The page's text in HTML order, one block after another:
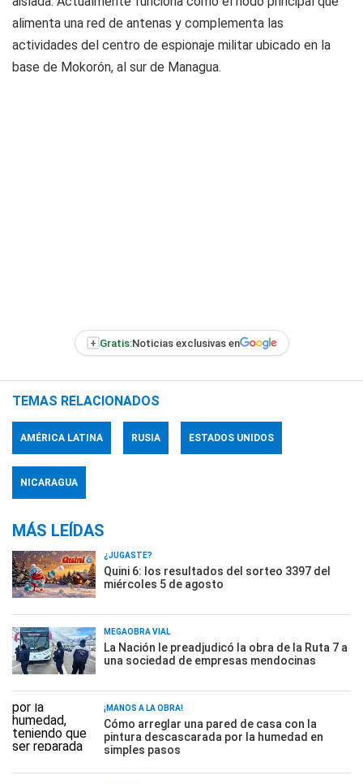
alimenta una red de antenas y complementa las
actividades del centro de espionaje militar ubicado en la
base de Mokorón, al sur de Managua.
+ Gratis:Noticias exclusivas en
TEMAS RELACIONADOS
AMÉRICA LATINA RUSIA ESTADOS UNIDOS
NICARAGUA
MÁS LEÍDAS
¿JUGASTE?
Quini 6: los resultados del sorteo 3397 del
miércoles 5 de agosto
MEGAOBRA VIAL
La Nación le preadjudicó la obra de la Ruta 7 a
una sociedad de empresas mendocinas
¡MANOS A LA OBRA!
Cómo arreglar una pared de casa con la
pintura descascarada por la humedad en
simples pasos